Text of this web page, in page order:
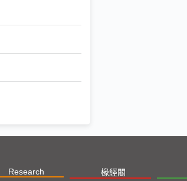
Research 椽經閣